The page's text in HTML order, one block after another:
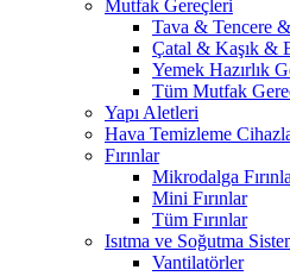
Mutfak Gereçleri
Tava & Tencere
Çatal & Kaşık &
Yemek Hazırlık
Tüm Mutfak
Yapı Aletleri
Hava Temizleme
Fırınlar
Mikrodalga
Mini Fırınlar
Tüm Fırınlar
Isıtma ve Soğutma
Vantilatörler